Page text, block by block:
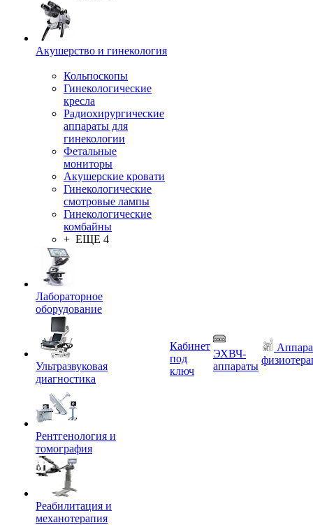
Акушерство и гинекология
Кольпоскопы
Гинекологические
кресла
Радиохирургические
аппараты для
гинекологии
Фетальные
мониторы
Акушерские кровати
Гинекологические
смотровые лампы
Гинекологические
комбайны
+ ЕЩЕ 4
Лабораторное
оборудование
Ультразвуковая
диагностика
Рентгенология и
томография
Реабилитация и
механотерапия
Кабинет
под
ключ
ЭХВЧ-
аппараты